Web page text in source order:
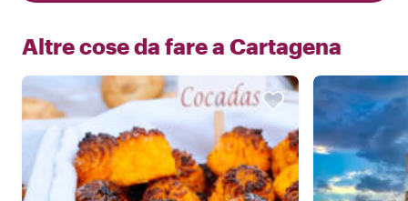
Altre cose da fare a Cartagena